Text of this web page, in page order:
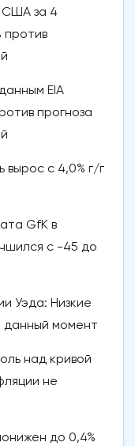
США за 4
против
EIA
прогноза
вырос с 4,0% г/г
GfK в
с -45 до
Уэда: Низкие
данный момент
над кривой
не
до 0,4%